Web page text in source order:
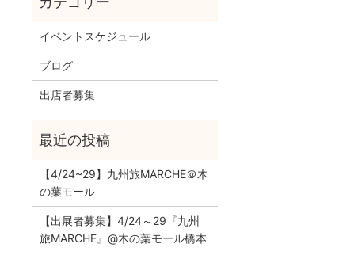
イベントスケジュール
ブログ
出店者募集
【4/24~29】九州旅MARCHE＠木
の葉モール
【出展者募集】4/24～29『九州
旅MARCHE』@木の葉モール橋本